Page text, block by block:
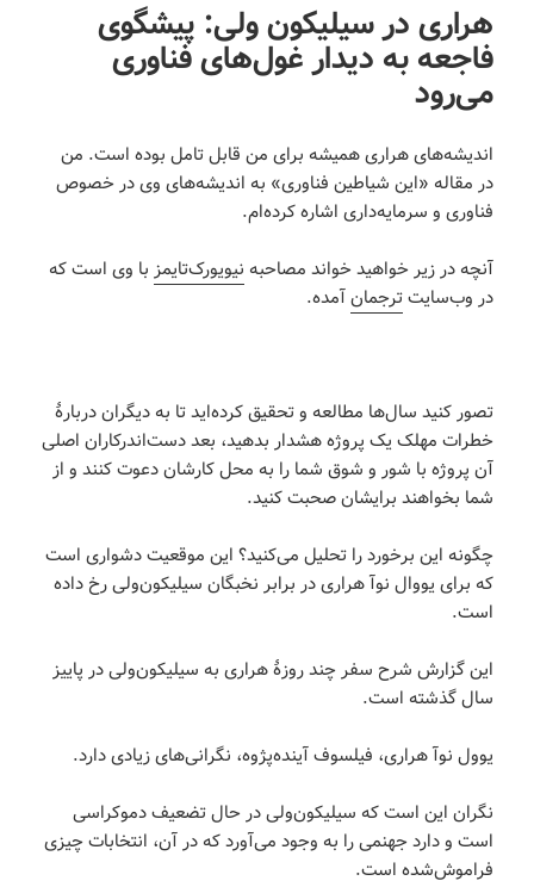
هراری در سیلیکون ولی: پیشگوی
فاجعه به دیدار غول‌های فناوری
می‌رود
اندیشه‌های هراری همیشه برای من قابل تامل بوده است. من
در مقاله «این شیاطین فناوری» به اندیشه‌های وی در خصوص
فناوری و سرمایه‌داری اشاره کرده‌ام.
آنچه در زیر خواهید خواند مصاحبه نیویورک‌تایمز با وی است که
در وب‌سایتترجمانآمده.
تصور کنید سال‌ها مطالعه و تحقیق کرده‌اید تا به دیگران دربارۀ
خطرات مهلک یک پروژه هشدار بدهید، بعد دست‌اندرکاران اصلی
آن پروژه با شور و شوق شما را به محل کارشان دعوت کنند و از
شما بخواهند برایشان صحبت کنید.
چگونه این برخورد را تحلیل می‌کنید؟ این موقعیت دشواری است
که برای یووال نوآ هراری در برابر نخبگان سیلیکون‌ولی رخ داده
است.
این گزارش شرح سفر چند روزۀ هراری به سیلیکون‌ولی در پاییز
سال گذشته است.
یوول نوآ هراری، فیلسوف آینده‌پژوه، نگرانی‌های زیادی دارد.
نگران این است که سیلیکون‌ولی در حال تضعیف دموکراسی
است و دارد جهنمی را به وجود می‌آورد که در آن، انتخابات چیزی
فراموش‌شده است.